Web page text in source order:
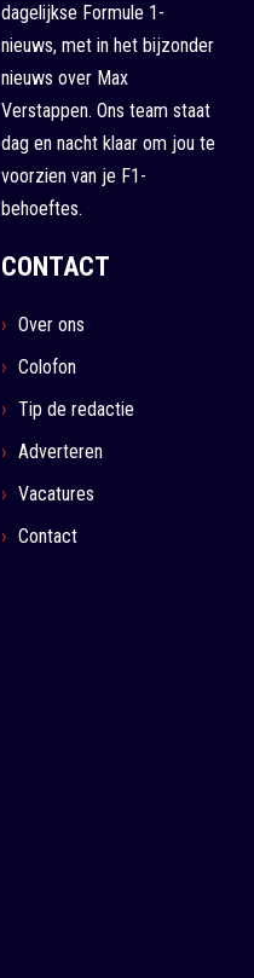
dagelijkse Formule 1-
nieuws, met in het bijzonder
nieuws over Max
Verstappen. Ons team staat
dag en nacht klaar om jou te
voorzien van je F1-
behoeftes.
CONTACT
Over ons
Colofon
Tip de redactie
Adverteren
Vacatures
Contact